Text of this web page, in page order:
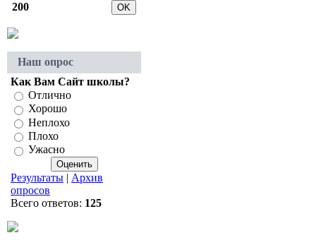
200
Наш опрос
Как Вам Сайт школы?
Отлично
Хорошо
Неплохо
Плохо
Ужасно
Результаты | Архив
опросов
Всего ответов: 125